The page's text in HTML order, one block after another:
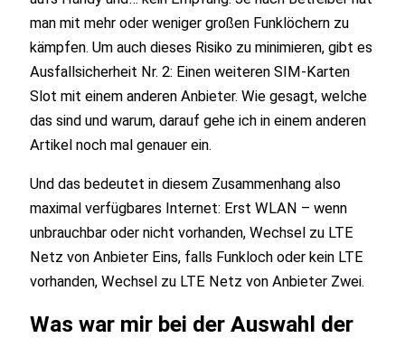
man mit mehr oder weniger großen Funklöchern zu
kämpfen. Um auch dieses Risiko zu minimieren, gibt es
Ausfallsicherheit Nr. 2: Einen weiteren SIM-Karten
Slot mit einem anderen Anbieter. Wie gesagt, welche
das sind und warum, darauf gehe ich in einem anderen
Artikel noch mal genauer ein.
Und das bedeutet in diesem Zusammenhang also
maximal verfügbares Internet: Erst WLAN – wenn
unbrauchbar oder nicht vorhanden, Wechsel zu LTE
Netz von Anbieter Eins, falls Funkloch oder kein LTE
vorhanden, Wechsel zu LTE Netz von Anbieter Zwei.
Was war mir bei der Auswahl der